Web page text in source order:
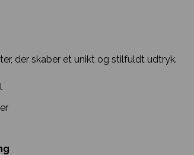
der skaber et unikt og stilfuldt udtryk.